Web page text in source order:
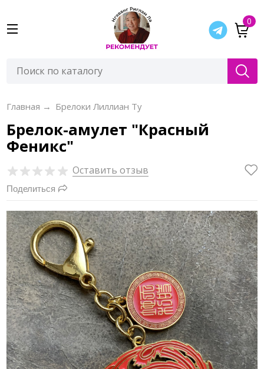
0
Главная → Брелоки Лиллиан Ту
Брелок-амулет "Красный
Феникс"
Оставить отзыв
Поделиться